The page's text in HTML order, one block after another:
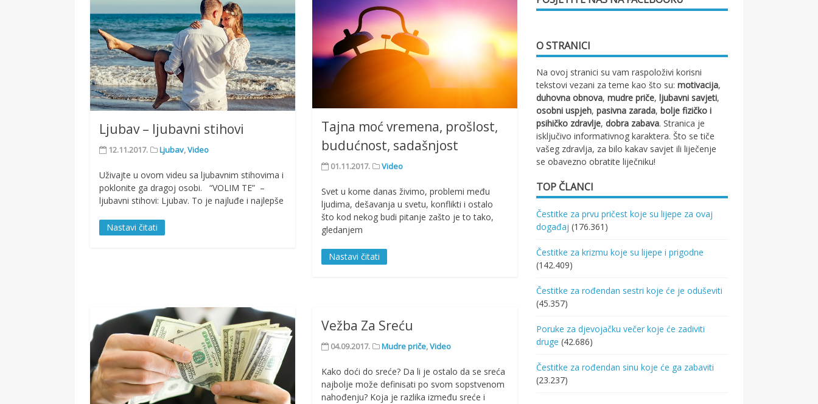
Ljubav – ljubavni stihovi
12.11.2017. Ljubav,Video
Uživajte u ovom videu sa ljubavnim stihovima i
poklonite ga dragoj osobi. “VOLIM TE” –
ljubavni stihovi: Ljubav. To je najluđe i najlepše
Nastavi čitati
Tajna moć vremena, prošlost,
budućnost, sadašnjost
01.11.2017. Video
Svet u kome danas živimo, problemi među
ljudima, dešavanja u svetu, konflikti i ostalo
što kod nekog budi pitanje zašto je to tako,
gledanjem
Nastavi čitati
Vežba Za Sreću
04.09.2017. Mudre priče,Video
Kako doći do sreće? Da li je ostalo da se sreća
najbolje može definisati po svom sopstvenom
nahođenju? Koja je razlika između sreće i
O STRANICI
Na ovoj stranici su vam raspoloživi korisni
tekstovi vezani za teme kao što su:motivacija,
duhovna obnova,mudre priče,ljubavni savjeti,
osobni uspjeh,pasivna zarada,bolje fizičko i
psihičko zdravlje,dobra zabava. Stranica je
isključivo informativnog karaktera. Što se tiče
vašeg zdravlja, za bilo kakav savjet ili liječenje
se obavezno obratite liječniku!
TOP ČLANCI
Čestitke za prvu pričest koje su lijepe za ovaj
događaj (176.361)
Čestitke za krizmu koje su lijepe i prigodne
(142.409)
Čestitke za rođendan sestri koje će je oduševiti
(45.357)
Poruke za djevojačku večer koje će zadiviti
druge (42.686)
Čestitke za rođendan sinu koje će ga zabaviti
(23.237)